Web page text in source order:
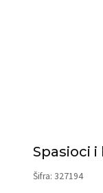
Spasioci
Šifra: 327194